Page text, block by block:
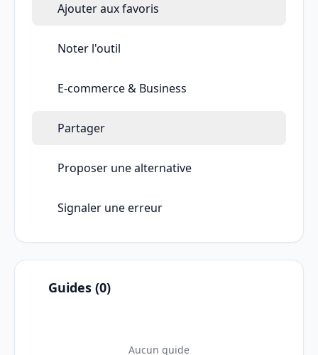
Ajouter aux favoris
Noter l'outil
E-commerce & Business
Partager
Proposer une alternative
Signaler une erreur
Guides (0)
Aucun guide